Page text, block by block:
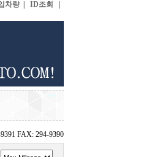
차량| ID조회
FAX: 294-9390